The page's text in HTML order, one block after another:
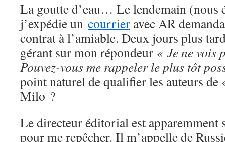
La goutte d’eau… Le lendemain (nous
j’expédie un courrier avec AR
contrat à l’amiable. Deux jours plus
gérant sur mon répondeur « Je ne vois
Pouvez-vous me rappeler le plus tôt
point naturel de qualifier les auteurs
Milo ?
Le directeur éditorial est apparemment
pour me repêcher. Il m’appelle de